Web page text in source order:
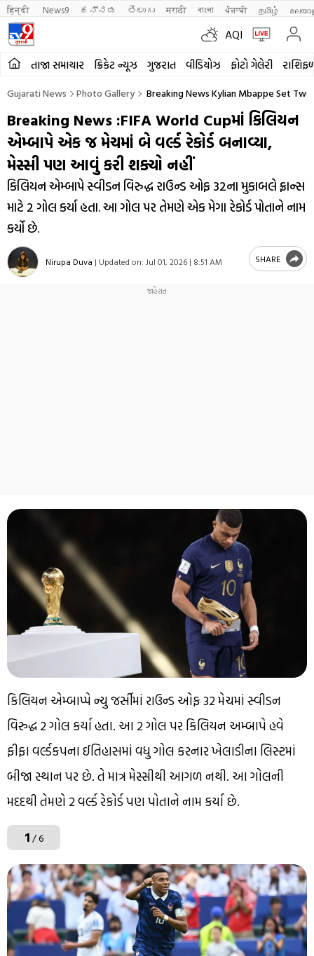
हिन्दी News9 ಕನ್ನಡ తెలుగు मराठी বাংলা ਪੰਜਾਬੀ தமிழ்
AQI
તાજા સમાચાર ક્રિકેટ ન્યૂઝ ગુજરાત વીડિયોઝ ફોટો ગેલેરી
Gujarati News Photo Gallery Breaking News Kylian Mbappe Set
Breaking News :FIFA World Cupમાં કિલિયન
એમ્બાપે એક જ મેચમાં બે વર્લ્ડ રેકોર્ડ બનાવ્યા,
મેસ્સી પણ આવું કરી શક્યો નહીં
કિલિયન એમ્બાપે સ્વીડન વિરુદ્ધ રાઉન્ડ ઓફ 32ના મુકાબલે ફ્રાન્સ
માટે 2 ગોલ કર્યા હતા. આ ગોલ પર તેમણે એક મેગા રેકોર્ડ પોતાને નામ
કર્યો છે.
Nirupa Duva | Updated on: Jul 01, 2026 | 8:51 AM SHARE
કિલિયન એમ્બાપ્પે ન્યુ જર્સીમાં રાઉન્ડ ઓફ 32 મેચમાં સ્વીડન
વિરુદ્ધ 2 ગોલ કર્યા હતા. આ 2 ગોલ પર કિલિયન અમ્બાપે હવે
ફીફા વર્લ્ડકપના ઈતિહાસમાં વધુ ગોલ કરનાર ખેલાડીના લિસ્ટમાં
બીજા સ્થાન પર છે. તે માત્ર મેસ્સીથી આગળ નથી. આ ગોલની
મદદથી તેમણે 2 વર્લ્ડ રેકોર્ડ પણ પોતાને નામ કર્યા છે.
1/ 6